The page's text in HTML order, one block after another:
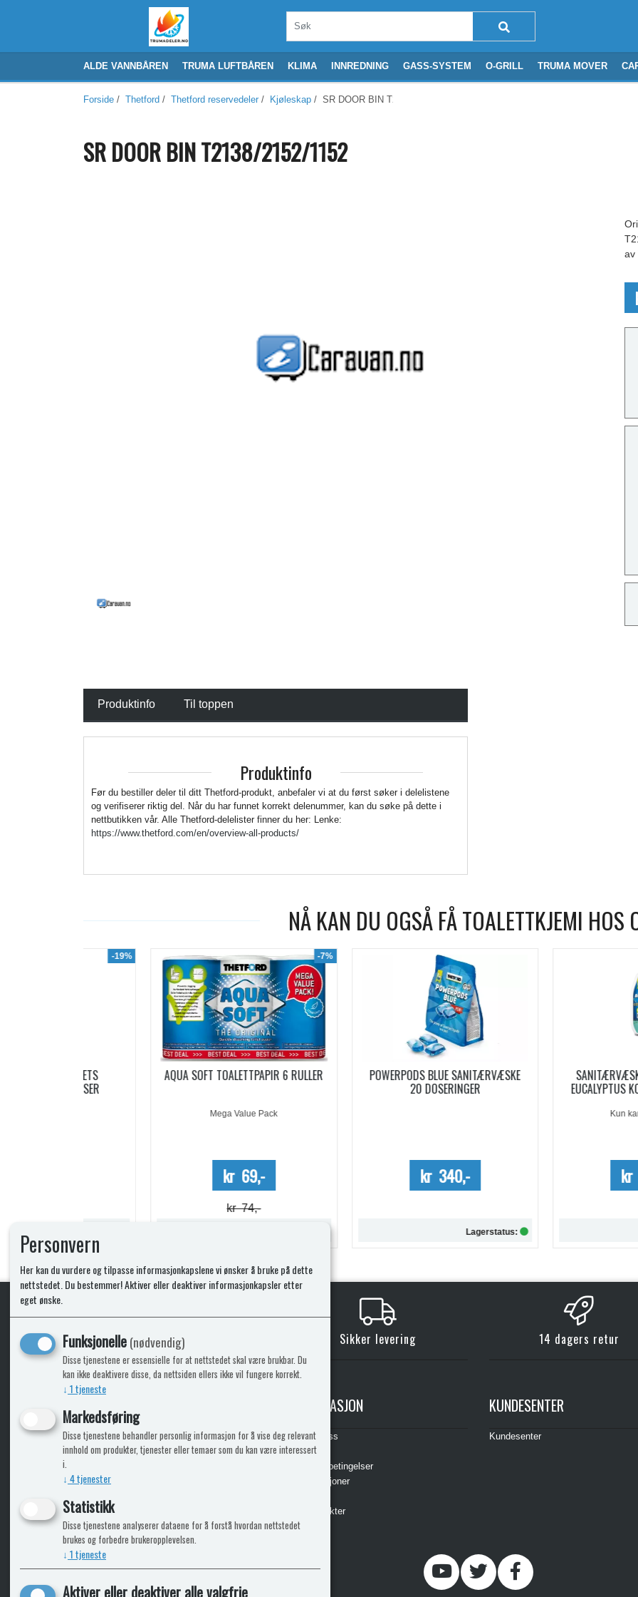
ALDE VANNBÅREN TRUMA LUFTBÅREN KLIMA INNREDNING GASS-SYSTEM O-GRILL TRUMA MOVER
Forside / Thetford / Thetford reservedeler / Kjøleskap / SR DOOR BIN T2138/2152/1152
SR DOOR BIN T2138/2152/1152
av
Produktinfo Til toppen
Produktinfo
Før du bestiller deler til ditt Thetford-produkt, anbefaler vi at du først søker i delelistene
og verifiserer riktig del. Når du har funnet korrekt delenummer, kan du søke på dette i
nettbutikken vår. Alle Thetford-delelister finner du her: Lenke:
https://www.thetford.com/en/overview-all-products/
NÅ KAN DU OGSÅ FÅ TOALETTKJEMI HOS
-7%
AQUA SOFT TOALETTPAPIR 6 RULLER
Mega Value Pack
Kjøp
POWERPODS BLUE SANITÆRVÆSKE
20 DOSERINGER
SANITÆRVÆSKE AQUA KEM
EUCALYPTUS KONSENTRERT
Kun kartong - 10%
KLikk & hent Sikker levering 14 dagers retur
ICARAVANGRUPPEN
Bobilkjeden - iCaravan Tromsø
Caravan.no - når camping er livet
Fritidsvarehuset.no - barn og velvære
INFORMASJON
Kontakt oss
Cookies
Leveringsbetingelser
Reklamasjoner
Alle produkter
KUNDESENTER
Kundesenter
Personvern
Her kan du vurdere og tilpasse informasjonkapslene vi ønsker å bruke på dette
nettstedet. Du bestemmer! Aktiver eller deaktiver informasjonkapsler etter
eget ønske.
Funksjonelle(nødvendig)
Disse tjenestene er essensielle for at nettstedet skal være brukbar. Du
kan ikke deaktivere disse, da nettsiden ellers ikke vil fungere korrekt.
↓ 1tjeneste
Markedsføring
Disse tjenestene behandler personlig informasjon for å vise deg relevant
innhold om produkter, tjenester eller temaer som du kan være interessert
i.
↓ 4tjenester
Statistikk
Disse tjenestene analyserer dataene for å forstå hvordan nettstedet
brukes og forbedre brukeropplevelsen.
↓ 1tjeneste
Aktiver eller deaktiver alle valgfrie